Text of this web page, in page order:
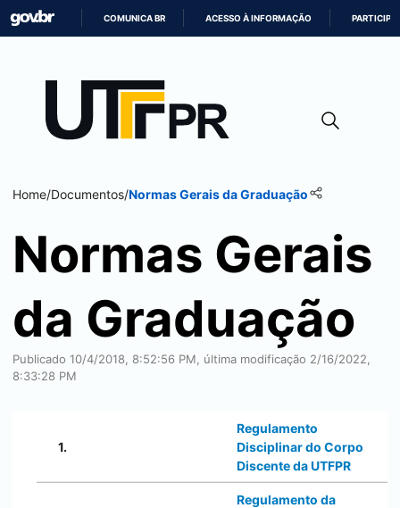
CONTEÚDO
COMUNICA BR ACESSO À INFORMAÇÃO PARTICIPE
Home/Documentos/Normas Gerais da Graduação
Normas Gerais
da Graduação
Publicado 10/4/2018, 8:52:56 PM, última modificação 2/16/2022,
8:33:28 PM
1.
Regulamento
Disciplinar do Corpo
Discente da UTFPR
Regulamento da